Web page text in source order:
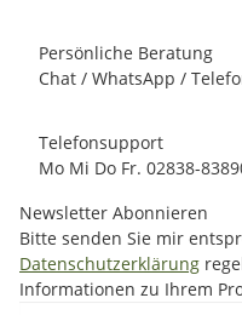
Persönliche Beratung
Chat / WhatsApp /
Telefonsupport
Mo Mi Do Fr. 02838-
Newsletter Abonnieren
Bitte senden Sie mir
Datenschutzerklärung
Informationen zu Ihrem